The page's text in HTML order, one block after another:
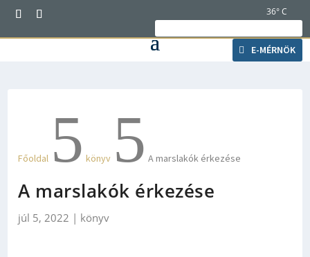
36° C
Ma 2026. augusztus 06., csütörtök, Berta és
E-MÉRNÖK
Főoldal 5 könyv 5 A marslakók érkezése
A marslakók érkezése
júl 5, 2022 | könyv